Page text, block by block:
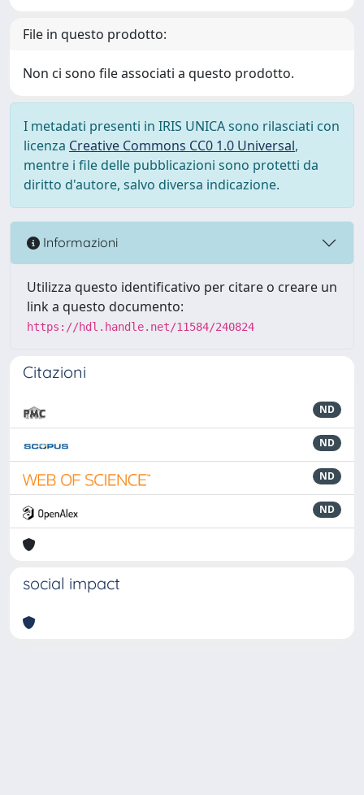
File in questo prodotto:
Non ci sono file associati a questo prodotto.
I metadati presenti in IRIS UNICA sono rilasciati con
licenza Creative Commons CC0 1.0 Universal,
mentre i file delle pubblicazioni sono protetti da
diritto d'autore, salvo diversa indicazione.
Informazioni
Utilizza questo identificativo per citare o creare un
link a questo documento:
https://hdl.handle.net/11584/240824
Citazioni
ND
ND
ND
ND
social impact